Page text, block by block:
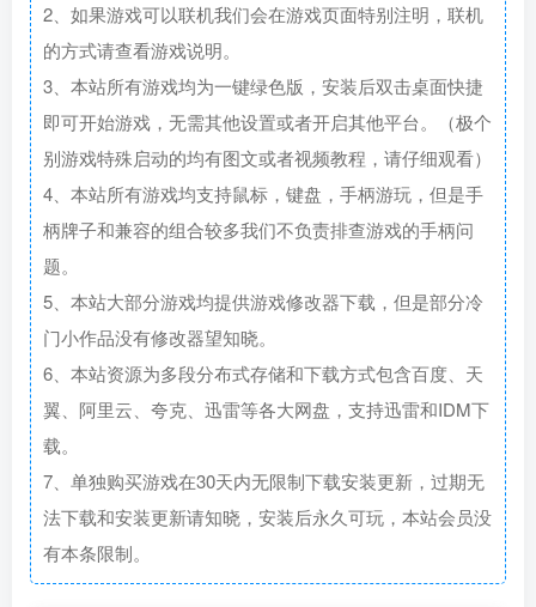
2、如果游戏可以联机我们会在游戏页面特别注明，联机
的方式请查看游戏说明。
3、本站所有游戏均为一键绿色版，安装后双击桌面快捷
即可开始游戏，无需其他设置或者开启其他平台。（极个
别游戏特殊启动的均有图文或者视频教程，请仔细观看）
4、本站所有游戏均支持鼠标，键盘，手柄游玩，但是手
柄牌子和兼容的组合较多我们不负责排查游戏的手柄问
题。
5、本站大部分游戏均提供游戏修改器下载，但是部分冷
门小作品没有修改器望知晓。
6、本站资源为多段分布式存储和下载方式包含百度、天
翼、阿里云、夸克、迅雷等各大网盘，支持迅雷和IDM下
载。
7、单独购买游戏在30天内无限制下载安装更新，过期无
法下载和安装更新请知晓，安装后永久可玩，本站会员没
有本条限制。